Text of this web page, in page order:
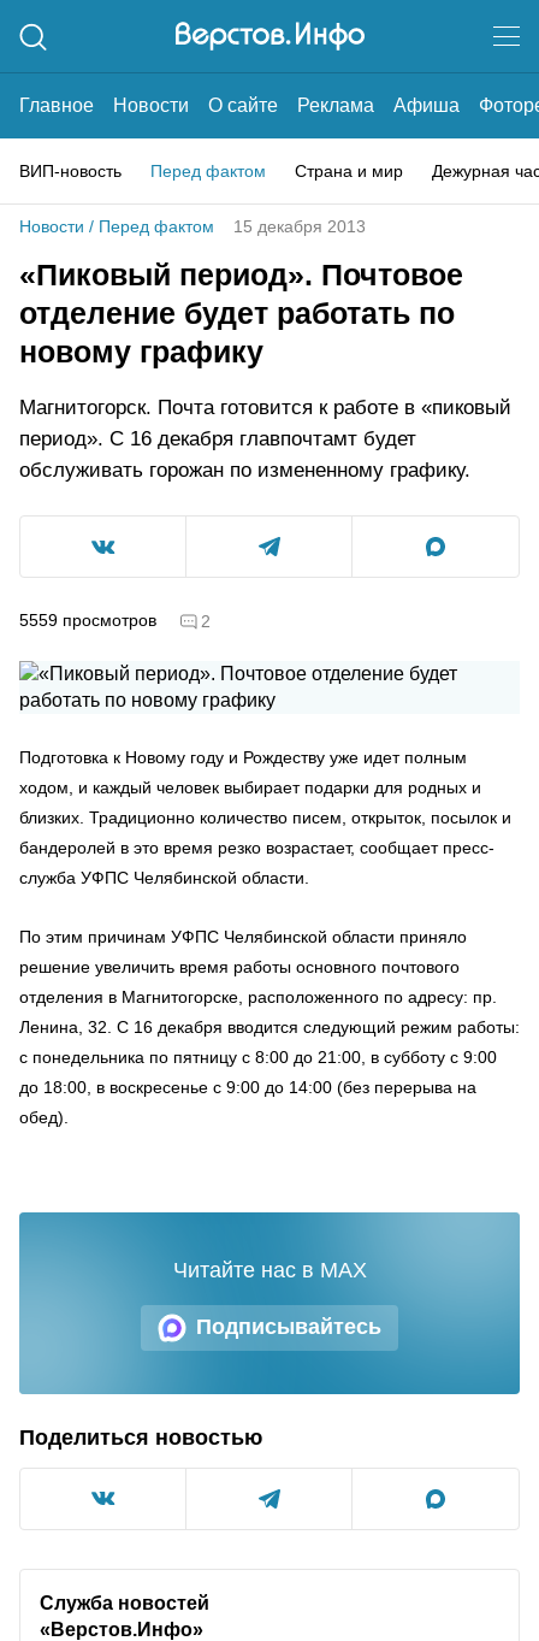
Главное Новости О сайте Реклама Афиша
ВИП-новость Перед фактом Страна и мир Дежурная
Новости / Перед фактом 15 декабря 2013
«Пиковый период». Почтовое
отделение будет работать по
новому графику
Магнитогорск. Почта готовится к работе в «пиковый
период». С 16 декабря главпочтамт будет
обслуживать горожан по измененному графику.
5559 просмотров 2
Подготовка к Новому году и Рождеству уже идет полным
ходом, и каждый человек выбирает подарки для родных и
близких. Традиционно количество писем, открыток, посылок и
бандеролей в это время резко возрастает, сообщает пресс-
служба УФПС Челябинской области.
По этим причинам УФПС Челябинской области приняло
решение увеличить время работы основного почтового
отделения в Магнитогорске, расположенного по адресу: пр.
Ленина, 32. С 16 декабря вводится следующий режим работы:
с понедельника по пятницу с 8:00 до 21:00, в субботу с 9:00
до 18:00, в воскресенье с 9:00 до 14:00 (без перерыва на
обед).
Подписывайтесь
Читайте нас в MAX
Поделиться новостью
Служба новостей
«Верстов.Инфо»